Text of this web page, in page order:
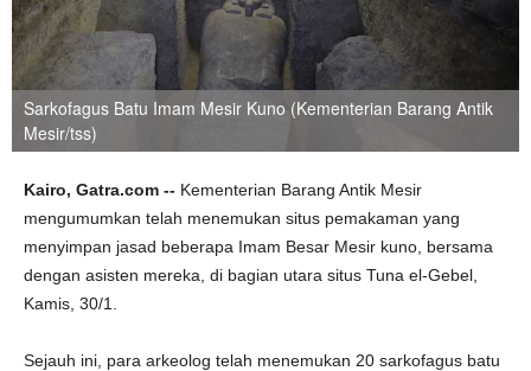
Sarkofagus Batu Imam Mesir Kuno (Kementerian Barang Antik
Mesir/tss)
Kairo, Gatra.com -- Kementerian Barang Antik Mesir
mengumumkan telah menemukan situs pemakaman yang
menyimpan jasad beberapa Imam Besar Mesir kuno, bersama
dengan asisten mereka, di bagian utara situs Tuna el-Gebel,
Kamis, 30/1.
Sejauh ini, para arkeolog telah menemukan 20 sarkofagus batu